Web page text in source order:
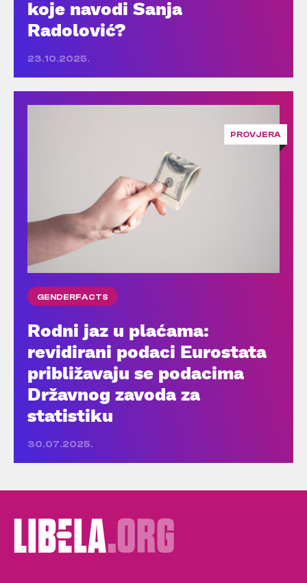
koje navodi Sanja
Radolović?
23.10.2025.
PROVJERA
GENDERFACTS
Rodni jaz u plaćama:
revidirani podaci Eurostata
približavaju se podacima
Državnog zavoda za
statistiku
30.07.2025.